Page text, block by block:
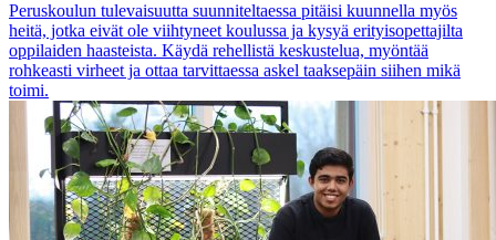
Peruskoulun tulevaisuutta suunniteltaessa pitäisi kuunnella myös
heitä, jotka eivät ole viihtyneet koulussa ja kysyä erityisopettajilta
oppilaiden haasteista. Käydä rehellistä keskustelua, myöntää
rohkeasti virheet ja ottaa tarvittaessa askel taaksepäin siihen mikä
toimi.